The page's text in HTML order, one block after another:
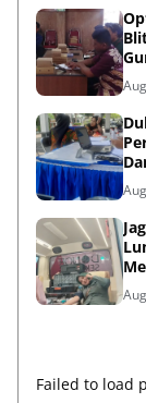
Failed to load